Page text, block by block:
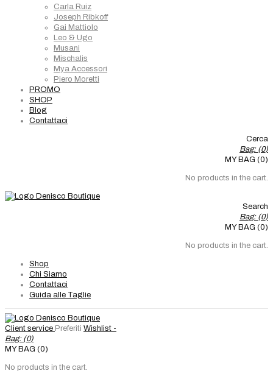
Carla Ruiz
Joseph Ribkoff
Gai Mattiolo
Leo & Ugo
Musani
Mischalis
Mya Accessori
Piero Moretti
PROMO
SHOP
Blog
Contattaci
Cerca
Bag: (0)
MY BAG (0)
No products in the cart.
Search
Bag: (0)
MY BAG (0)
No products in the cart.
Shop
Chi Siamo
Contattaci
Guida alle Taglie
Client service Preferiti Wishlist -
Bag: (0)
MY BAG (0)
No products in the cart.